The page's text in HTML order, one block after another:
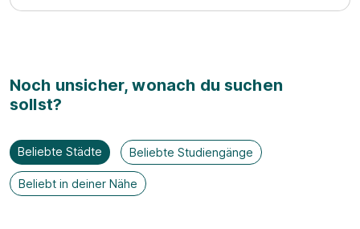
Noch unsicher, wonach du suchen
sollst?
Beliebte Städte Beliebte Studiengänge
Beliebt in deiner Nähe